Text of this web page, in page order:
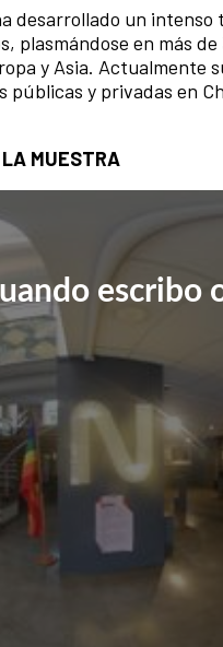
desarrollado un
plasmándose en más
y Asia. Actualmente
y privadas en
LA MUESTRA